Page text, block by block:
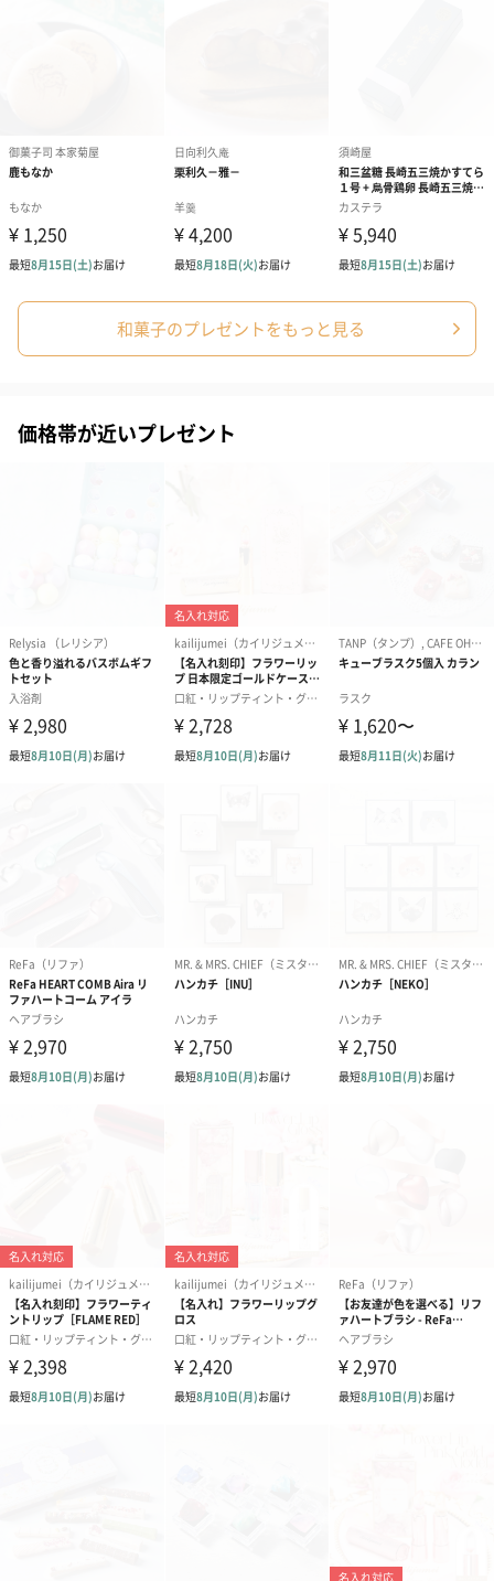
和菓子のプレゼントをもっと見る
価格帯が近いプレゼント